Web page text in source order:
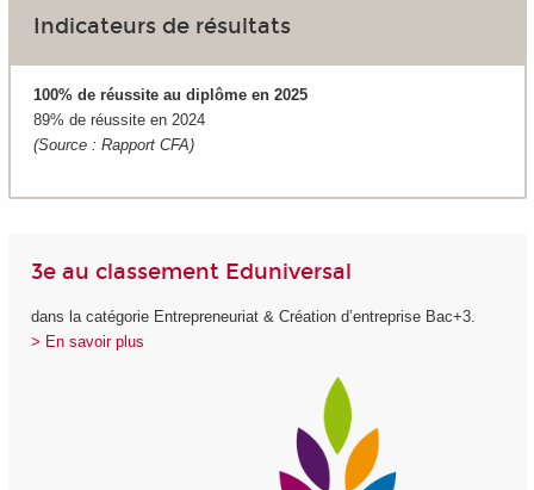
Indicateurs de résultats
100% de réussite au diplôme en 2025
89% de réussite en 2024
(Source : Rapport CFA)
3e au classement Eduniversal
dans la catégorie Entrepreneuriat & Création d’entreprise Bac+3.
> En savoir plus